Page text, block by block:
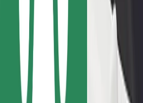
Для кур'єрів
Доставка Bolt Food
Для власників автопарків
Для ресторанів
Bolt for Business
Інше